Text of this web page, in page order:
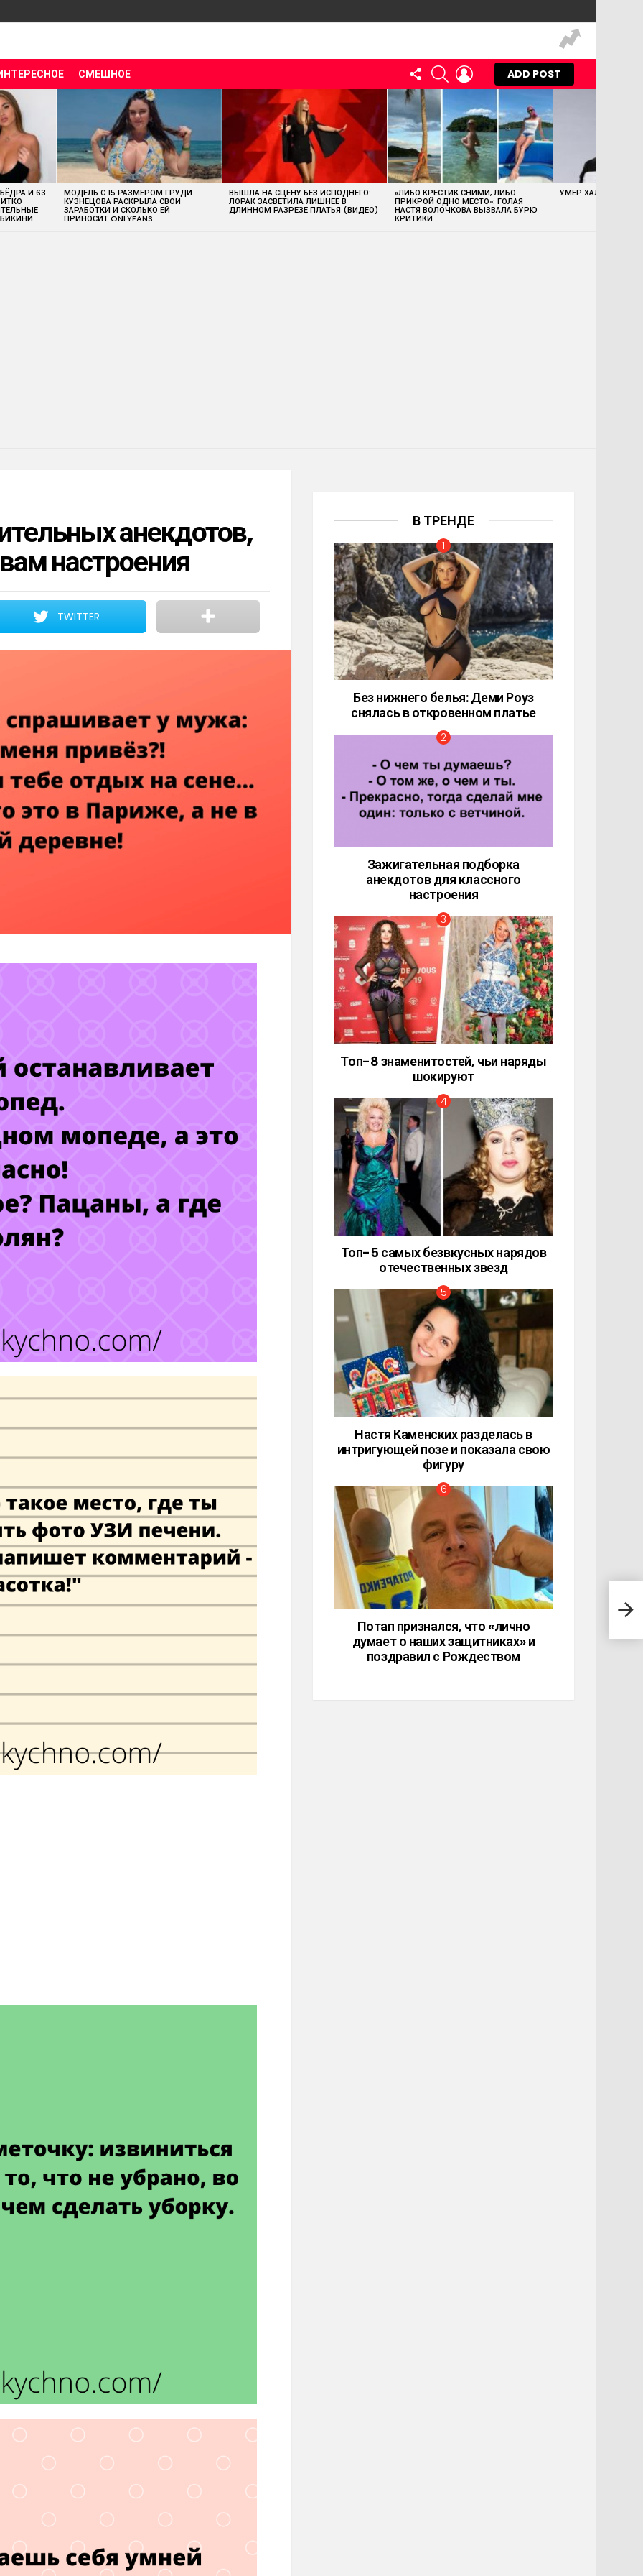
СМЕШНОЕ
FOLLOW
US
SEARCHLOGIN
ADD POST
И 63 МОДЕЛЬ С 15 РАЗМЕРОМ ГРУДИ
КУЗНЕЦОВА РАСКРЫЛА СВОИ
ЗАРАБОТКИ И СКОЛЬКО ЕЙ
ПРИНОСИТ ONLYFANS
ВЫШЛА НА СЦЕНУ БЕЗ ИСПОДНЕГО:
ЛОРАК ЗАСВЕТИЛА ЛИШНЕЕ В
ДЛИННОМ РАЗРЕЗЕ ПЛАТЬЯ (ВИДЕО)
«ЛИБО КРЕСТИК СНИМИ, ЛИБО
ПРИКРОЙ ОДНО МЕСТО»: ГОЛАЯ
НАСТЯ ВОЛОЧКОВА ВЫЗВАЛА БУРЮ
КРИТИКИ
УМЕР ХАЛК ХОГАН
анекдотов,
настроения
TWITTER
В ТРЕНДЕ
Без нижнего белья: Деми Роуз
снялась в откровенном платье
Зажигательная подборка
анекдотов для классного
настроения
Топ-8 знаменитостей, чьи наряды
шокируют
Топ-5 самых безвкусных нарядов
отечественных звезд
Настя Каменских разделась в
интригующей позе и показала свою
фигуру
Потап признался, что «лично
думает о наших защитниках» и
поздравил с Рождеством